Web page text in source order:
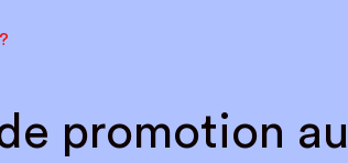
promotion au